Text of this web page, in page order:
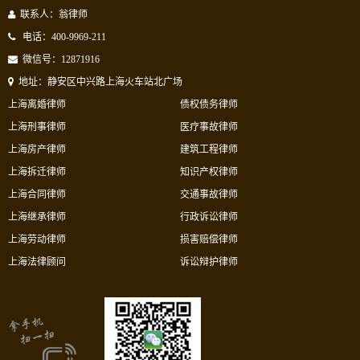
联系人：翁律师
电话：400-9969-211
微信号：12871916
地址：静安区中兴路上海火车站北广场
上海离婚律师
上海刑事律师
上海房产律师
上海拆迁律师
债权债务律师
医疗事故律师
建筑工程律师
知识产权律师
上海合同律师
上海继承律师
上海劳动律师
上海法律顾问
交通事故律师
行政诉讼律师
损害赔偿律师
诉讼辩护律师